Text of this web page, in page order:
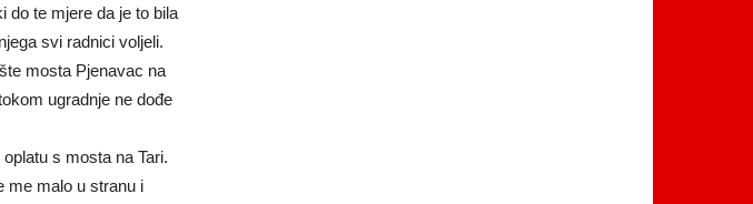
do te mjere da je to bila
svi radnici voljeli.
mosta Pjenavac na
ugradnje ne dođe
s mosta na Tari.
me malo u stranu i